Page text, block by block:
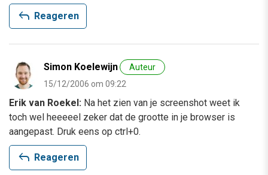
reply Reageren
Simon Koelewijn
Auteur
15/12/2006 om 09:22
Erik van Roekel: Na het zien van je screenshot weet ik
toch wel heeeeel zeker dat de grootte in je browser is
aangepast. Druk eens op ctrl+0.
reply Reageren